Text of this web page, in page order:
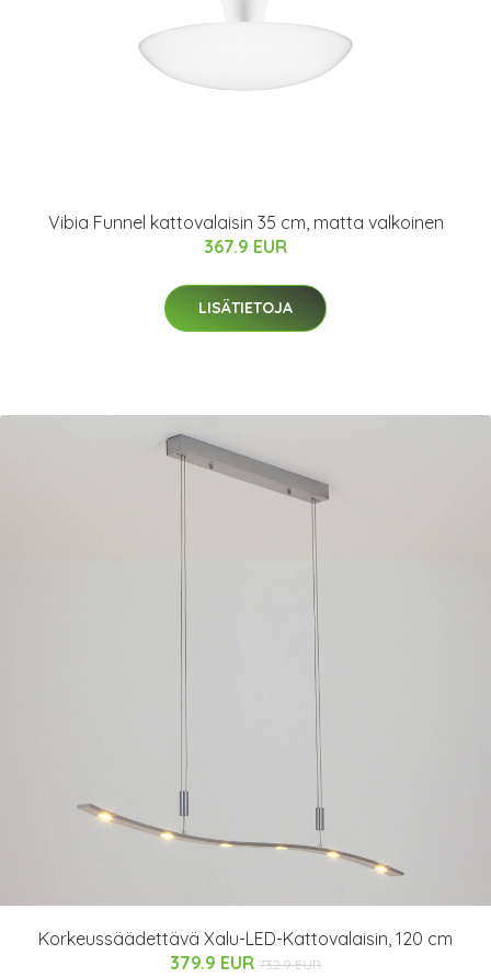
Vibia Funnel kattovalaisin 35 cm, matta valkoinen
367.9 EUR
LISÄTIETOJA
Korkeussäädettävä Xalu-LED-Kattovalaisin, 120 cm
379.9 EUR 732.9 EUR